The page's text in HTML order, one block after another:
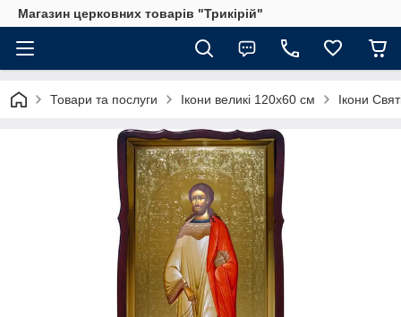
Магазин церковних товарів "Трикірій"
Товари та послуги Ікони великі 120х60 см Ікони